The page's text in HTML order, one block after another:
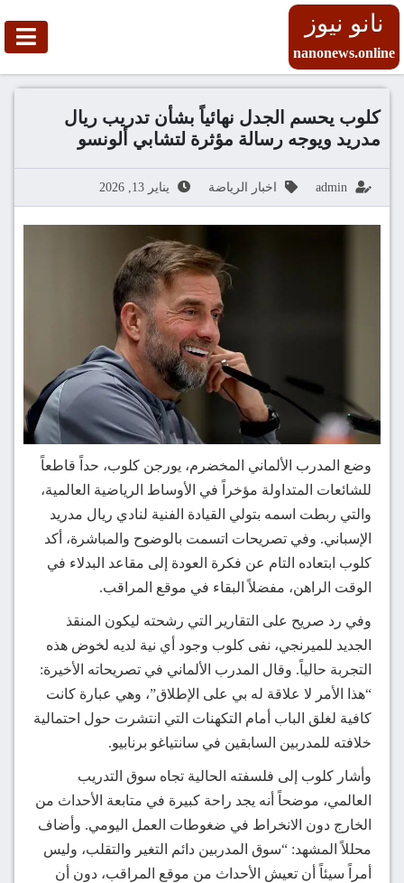
نانو نيوز
nanonews.online
كلوب يحسم الجدل نهائياً بشأن تدريب ريال
مدريد ويوجه رسالة مؤثرة لتشابي ألونسو
admin اخبار الرياضة يناير 13, 2026
وضع المدرب الألماني المخضرم، يورجن كلوب، حداً قاطعاً
للشائعات المتداولة مؤخراً في الأوساط الرياضية العالمية،
والتي ربطت اسمه بتولي القيادة الفنية لنادي ريال مدريد
الإسباني. وفي تصريحات اتسمت بالوضوح والمباشرة، أكد
كلوب ابتعاده التام عن فكرة العودة إلى مقاعد البدلاء في
الوقت الراهن، مفضلاً البقاء في موقع المراقب.
وفي رد صريح على التقارير التي رشحته ليكون المنقذ
الجديد للميرنجي، نفى كلوب وجود أي نية لديه لخوض هذه
التجربة حالياً. وقال المدرب الألماني في تصريحاته الأخيرة:
“هذا الأمر لا علاقة له بي على الإطلاق”، وهي عبارة كانت
كافية لغلق الباب أمام التكهنات التي انتشرت حول احتمالية
خلافته للمدربين السابقين في سانتياغو برنابيو.
وأشار كلوب إلى فلسفته الحالية تجاه سوق التدريب
العالمي، موضحاً أنه يجد راحة كبيرة في متابعة الأحداث من
الخارج دون الانخراط في ضغوطات العمل اليومي. وأضاف
محللاً المشهد: “سوق المدربين دائم التغير والتقلب، وليس
أمراً سيئاً أن تعيش الأحداث من موقع المراقب، دون أن